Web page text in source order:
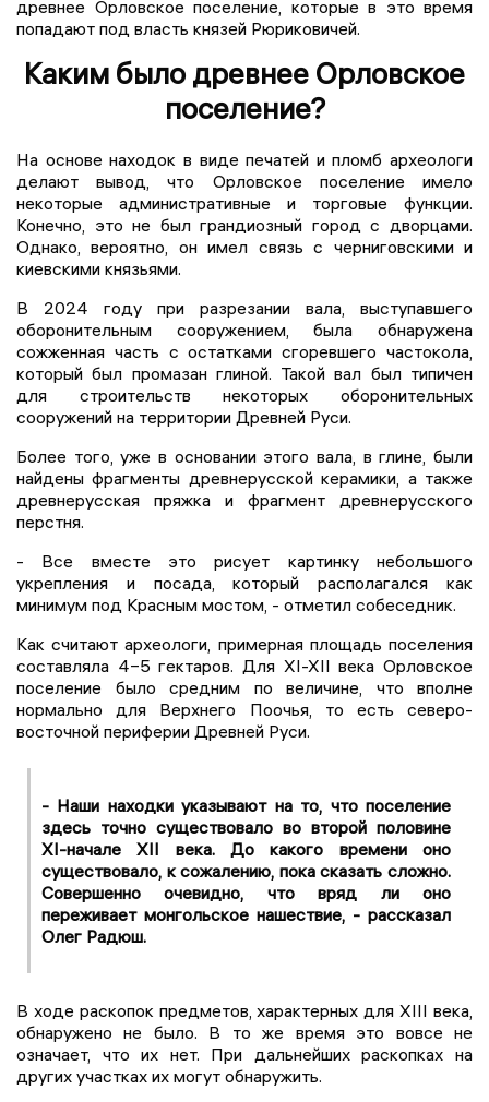
древнее Орловское поселение, которые в это время
попадают под власть князей Рюриковичей.
Каким было древнее Орловское
поселение?
На основе находок в виде печатей и пломб археологи
делают вывод, что Орловское поселение имело
некоторые административные и торговые функции.
Конечно, это не был грандиозный город с дворцами.
Однако, вероятно, он имел связь с черниговскими и
киевскими князьями.
В 2024 году при разрезании вала, выступавшего
оборонительным сооружением, была обнаружена
сожженная часть с остатками сгоревшего частокола,
который был промазан глиной. Такой вал был типичен
для строительств некоторых оборонительных
сооружений на территории Древней Руси.
Более того, уже в основании этого вала, в глине, были
найдены фрагменты древнерусской керамики, а также
древнерусская пряжка и фрагмент древнерусского
перстня.
- Все вместе это рисует картинку небольшого
укрепления и посада, который располагался как
минимум под Красным мостом, - отметил собеседник.
Как считают археологи, примерная площадь поселения
составляла 4−5 гектаров. Для XI-XII века Орловское
поселение было средним по величине, что вполне
нормально для Верхнего Поочья, то есть северо-
восточной периферии Древней Руси.
- Наши находки указывают на то, что поселение
здесь точно существовало во второй половине
XI-начале XII века. До какого времени оно
существовало, к сожалению, пока сказать сложно.
Совершенно очевидно, что вряд ли оно
переживает монгольское нашествие, - рассказал
Олег Радюш.
В ходе раскопок предметов, характерных для XIII века,
обнаружено не было. В то же время это вовсе не
означает, что их нет. При дальнейших раскопках на
других участках их могут обнаружить.